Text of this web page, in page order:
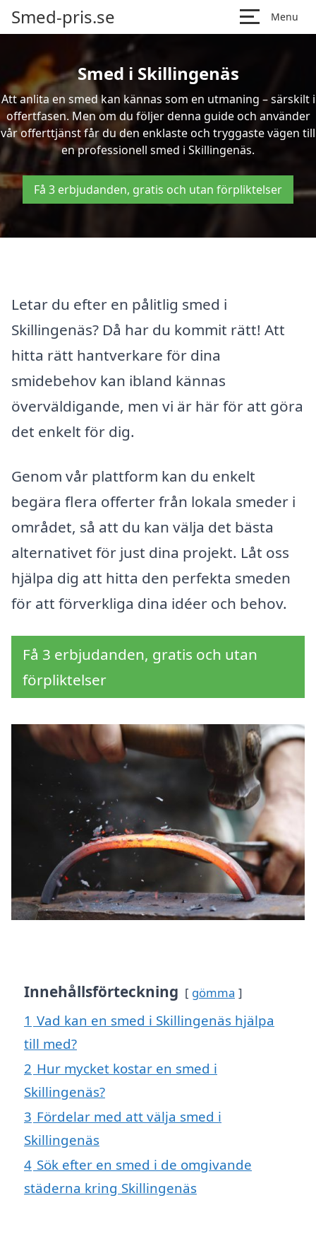
Smed-pris.se Menu
Smed i Skillingenäs
Att anlita en smed kan kännas som en utmaning – särskilt i
offertfasen. Men om du följer denna guide och använder
vår offerttjänst får du den enklaste och tryggaste vägen till
en professionell smed i Skillingenäs.
Få 3 erbjudanden, gratis och utan förpliktelser
Letar du efter en pålitlig smed i
Skillingenäs? Då har du kommit rätt! Att
hitta rätt hantverkare för dina
smidebehov kan ibland kännas
överväldigande, men vi är här för att göra
det enkelt för dig.
Genom vår plattform kan du enkelt
begära flera offerter från lokala smeder i
området, så att du kan välja det bästa
alternativet för just dina projekt. Låt oss
hjälpa dig att hitta den perfekta smeden
för att förverkliga dina idéer och behov.
Få 3 erbjudanden, gratis och utan
förpliktelser
Innehållsförteckning gömma
1 Vad kan en smed i Skillingenäs hjälpa
till med?
2 Hur mycket kostar en smed i
Skillingenäs?
3 Fördelar med att välja smed i
Skillingenäs
4 Sök efter en smed i de omgivande
städerna kring Skillingenäs